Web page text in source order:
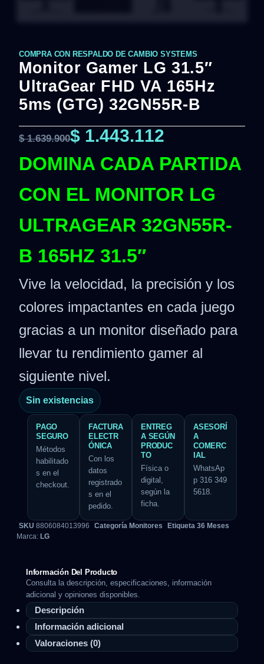
COMPRA CON RESPALDO DE CAMBIO SYSTEMS
Monitor Gamer LG 31.5″
UltraGear FHD VA 165Hz
5ms (GTG) 32GN55R-B
$1.639.900$ 1.443.112
DOMINA CADA PARTIDA
CON EL MONITOR LG
ULTRAGEAR 32GN55R-
B 165HZ 31.5″
Vive la velocidad, la precisión y los
colores impactantes en cada juego
gracias a un monitor diseñado para
llevar tu rendimiento gamer al
siguiente nivel.
Sin existencias
PAGO
SEGURO
Métodos
habilitado
s en el
checkout.
FACTURA
ELECTR
ÓNICA
Con los
datos
registrado
s en el
pedido.
ENTREG
A SEGÚN
PRODUC
TO
Física o
digital,
según la
ficha.
ASESORÍ
A
COMERC
IAL
WhatsAp
p 316 349
5618.
SKU 8806084013996 Categoría Monitores Etiqueta 36 Meses
Marca: LG
Información Del Producto
Consulta la descripción, especificaciones, información
adicional y opiniones disponibles.
Descripción
Información adicional
Valoraciones (0)